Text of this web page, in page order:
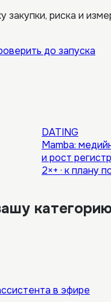
риска и
до запуска
DATING
Mamba:
и рост
2×+ · к плану
в эфире